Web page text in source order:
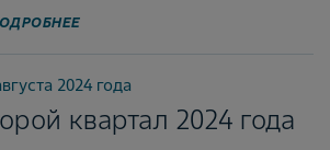
2024 года
квартал 2024 года